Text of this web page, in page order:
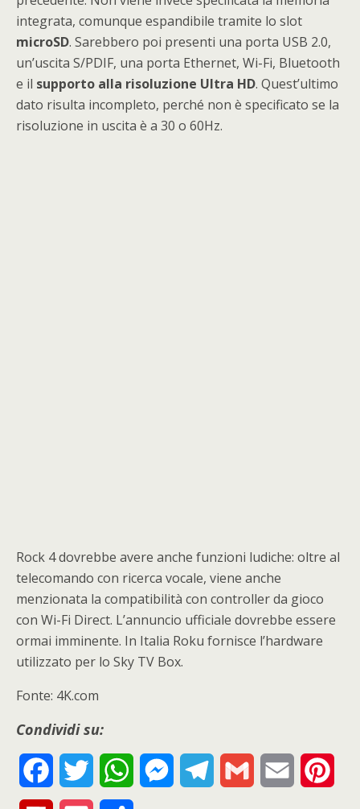
integrata, comunque espandibile tramite lo slot
microSD. Sarebbero poi presenti una porta USB 2.0,
un’uscita S/PDIF, una porta Ethernet, Wi-Fi, Bluetooth
e il supporto alla risoluzione Ultra HD. Quest’ultimo
dato risulta incompleto, perché non è specificato se la
risoluzione in uscita è a 30 o 60Hz.
Rock 4 dovrebbe avere anche funzioni ludiche: oltre al
telecomando con ricerca vocale, viene anche
menzionata la compatibilità con controller da gioco
con Wi-Fi Direct. L’annuncio ufficiale dovrebbe essere
ormai imminente. In Italia Roku fornisce l’hardware
utilizzato per lo Sky TV Box.
Fonte: 4K.com
Condividi su:
a
w
W
M